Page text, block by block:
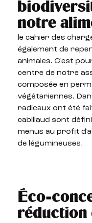
notre
le cahier des
également de
animales. C'est
centre de notre
composée en
végétariennes.
radicaux ont été
cabillaud sont
menus au profit
de légumineuses.
Éco-
réduction